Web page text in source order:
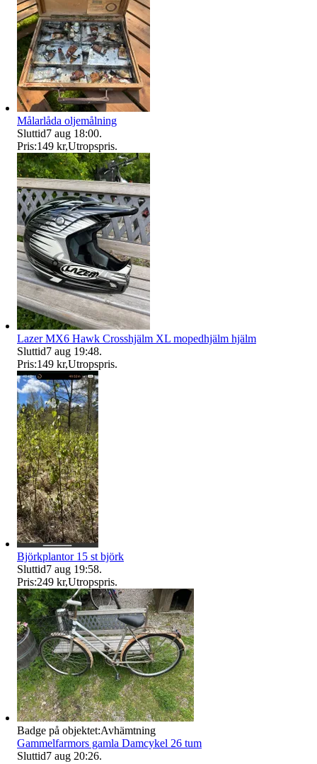
Målarlåda oljemålning
Sluttid7 aug 18:00.
Pris:149 kr,Utropspris.
Lazer MX6 Hawk Crosshjälm XL mopedhjälm hjälm
Sluttid7 aug 19:48.
Pris:149 kr,Utropspris.
Björkplantor 15 st björk
Sluttid7 aug 19:58.
Pris:249 kr,Utropspris.
Badge på objektet:Avhämtning
Gammelfarmors gamla Damcykel 26 tum
Sluttid7 aug 20:26.